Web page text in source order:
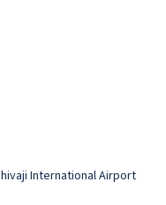
International Airport